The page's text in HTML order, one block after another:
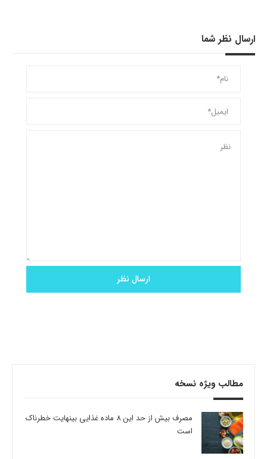
ارسال نظر شما
مطالب ویژه نسخه
مصرف بیش از حد این 8 ماده غذایی بینهایت خطرناک
است